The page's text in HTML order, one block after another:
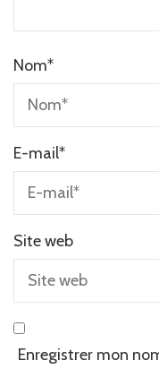
Nom*
E-mail*
Site web
Enregistrer mon